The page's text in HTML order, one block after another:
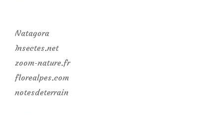
Natagora
Insectes.net
zoom-nature.fr
florealpes.com
notesdeterrain